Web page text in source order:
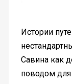
Истории
Савина как
поводом